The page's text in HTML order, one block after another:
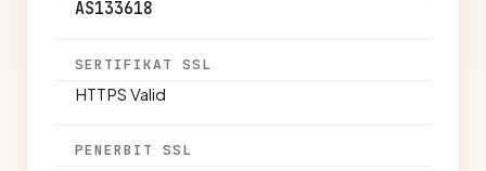
AS133618
SERTIFIKAT SSL
HTTPS Valid
PENERBIT SSL